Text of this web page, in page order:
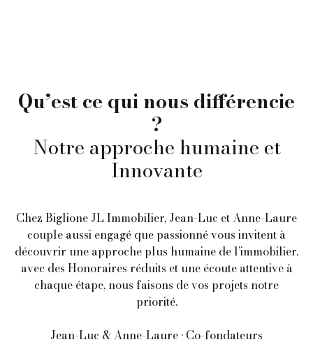
Qu’est ce qui nous différencie
?
Notre approche humaine et
Innovante
Chez Biglione JL Immobilier, Jean-Luc et Anne-Laure
couple aussi engagé que passionné vous invitent à
découvrir une approche plus humaine de l’immobilier.
avec des Honoraires réduits et une écoute attentive à
chaque étape, nous faisons de vos projets notre
priorité.
Jean-Luc & Anne-Laure • Co-fondateurs